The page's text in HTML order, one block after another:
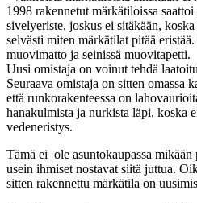
1998 rakennetut märkätiloissa saattoi
sivelyeriste, joskus ei sitäkään,
selvästi miten märkätilat pitää
muovimatto ja seinissä muovitapetti.
Uusi omistaja on voinut tehdä
Seuraava omistaja on sitten omassa
että runkorakenteessa on
hanakulmista ja nurkista läpi, koska
vedeneristys.
Tämä ei ole asuntokaupassa
usein ihmiset nostavat siitä juttua.
sitten rakennettu märkätila on